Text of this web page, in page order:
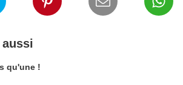
aussi
qu'une !